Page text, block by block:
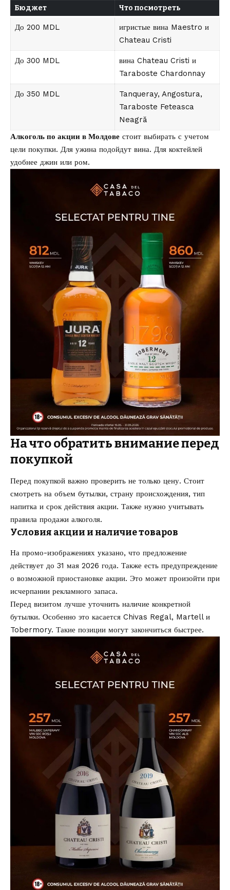
Бюджет Что посмотреть
До 200 MDL
игристые вина Maestro и
Chateau Cristi
До 300 MDL
вина Chateau Cristi и
Taraboste Chardonnay
До 350 MDL
Tanqueray, Angostura,
Taraboste Feteasca
Neagră
Алкоголь по акции в Молдове стоит выбирать с учетом
цели покупки. Для ужина подойдут вина. Для коктейлей
удобнее джин или ром.
На что обратить внимание перед
покупкой
Перед покупкой важно проверить не только цену. Стоит
смотреть на объем бутылки, страну происхождения, тип
напитка и срок действия акции. Также нужно учитывать
правила продажи алкоголя.
Условия акции и наличие товаров
На промо-изображениях указано, что предложение
действует до 31 мая 2026 года. Также есть предупреждение
о возможной приостановке акции. Это может произойти при
исчерпании рекламного запаса.
Перед визитом лучше уточнить наличие конкретной
бутылки. Особенно это касается Chivas Regal, Martell и
Tobermory. Такие позиции могут закончиться быстрее.